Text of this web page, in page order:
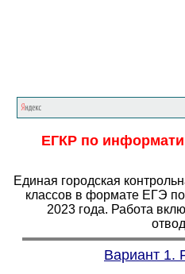
ЕГКР по
Единая городская
классов в формате ЕГЭ
2023 года. Работа
Вариант 1.